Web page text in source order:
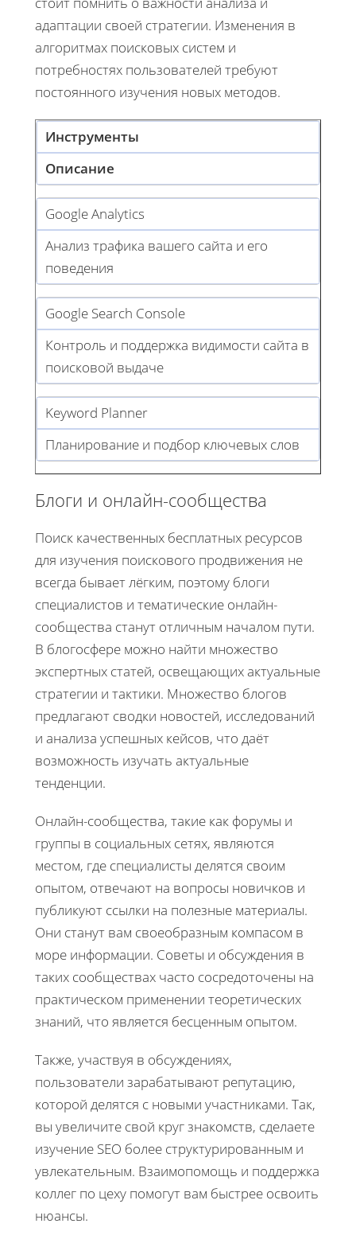
адаптации своей стратегии. Изменения в
алгоритмах поисковых систем и
потребностях пользователей требуют
постоянного изучения новых методов.
Инструменты
Описание
Google Analytics
Анализ трафика вашего сайта и его
поведения
Google Search Console
Контроль и поддержка видимости сайта в
поисковой выдаче
Keyword Planner
Планирование и подбор ключевых слов
Блоги и онлайн-сообщества
Поиск качественных бесплатных ресурсов
для изучения поискового продвижения не
всегда бывает лёгким, поэтому блоги
специалистов и тематические онлайн-
сообщества станут отличным началом пути.
В блогосфере можно найти множество
экспертных статей, освещающих актуальные
стратегии и тактики. Множество блогов
предлагают сводки новостей, исследований
и анализа успешных кейсов, что даёт
возможность изучать актуальные
тенденции.
Онлайн-сообщества, такие как форумы и
группы в социальных сетях, являются
местом, где специалисты делятся своим
опытом, отвечают на вопросы новичков и
публикуют ссылки на полезные материалы.
Они станут вам своеобразным компасом в
море информации. Советы и обсуждения в
таких сообществах часто сосредоточены на
практическом применении теоретических
знаний, что является бесценным опытом.
Также, участвуя в обсуждениях,
пользователи зарабатывают репутацию,
которой делятся с новыми участниками. Так,
вы увеличите свой круг знакомств, сделаете
изучение SEO более структурированным и
увлекательным. Взаимопомощь и поддержка
коллег по цеху помогут вам быстрее освоить
нюансы.